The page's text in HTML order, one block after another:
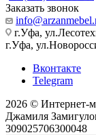
Заказать звонок
г.Уфа,
г.Уфа,
Вконтакте
Telegram
2026 © Интернет-
Джамиля
309025706300048